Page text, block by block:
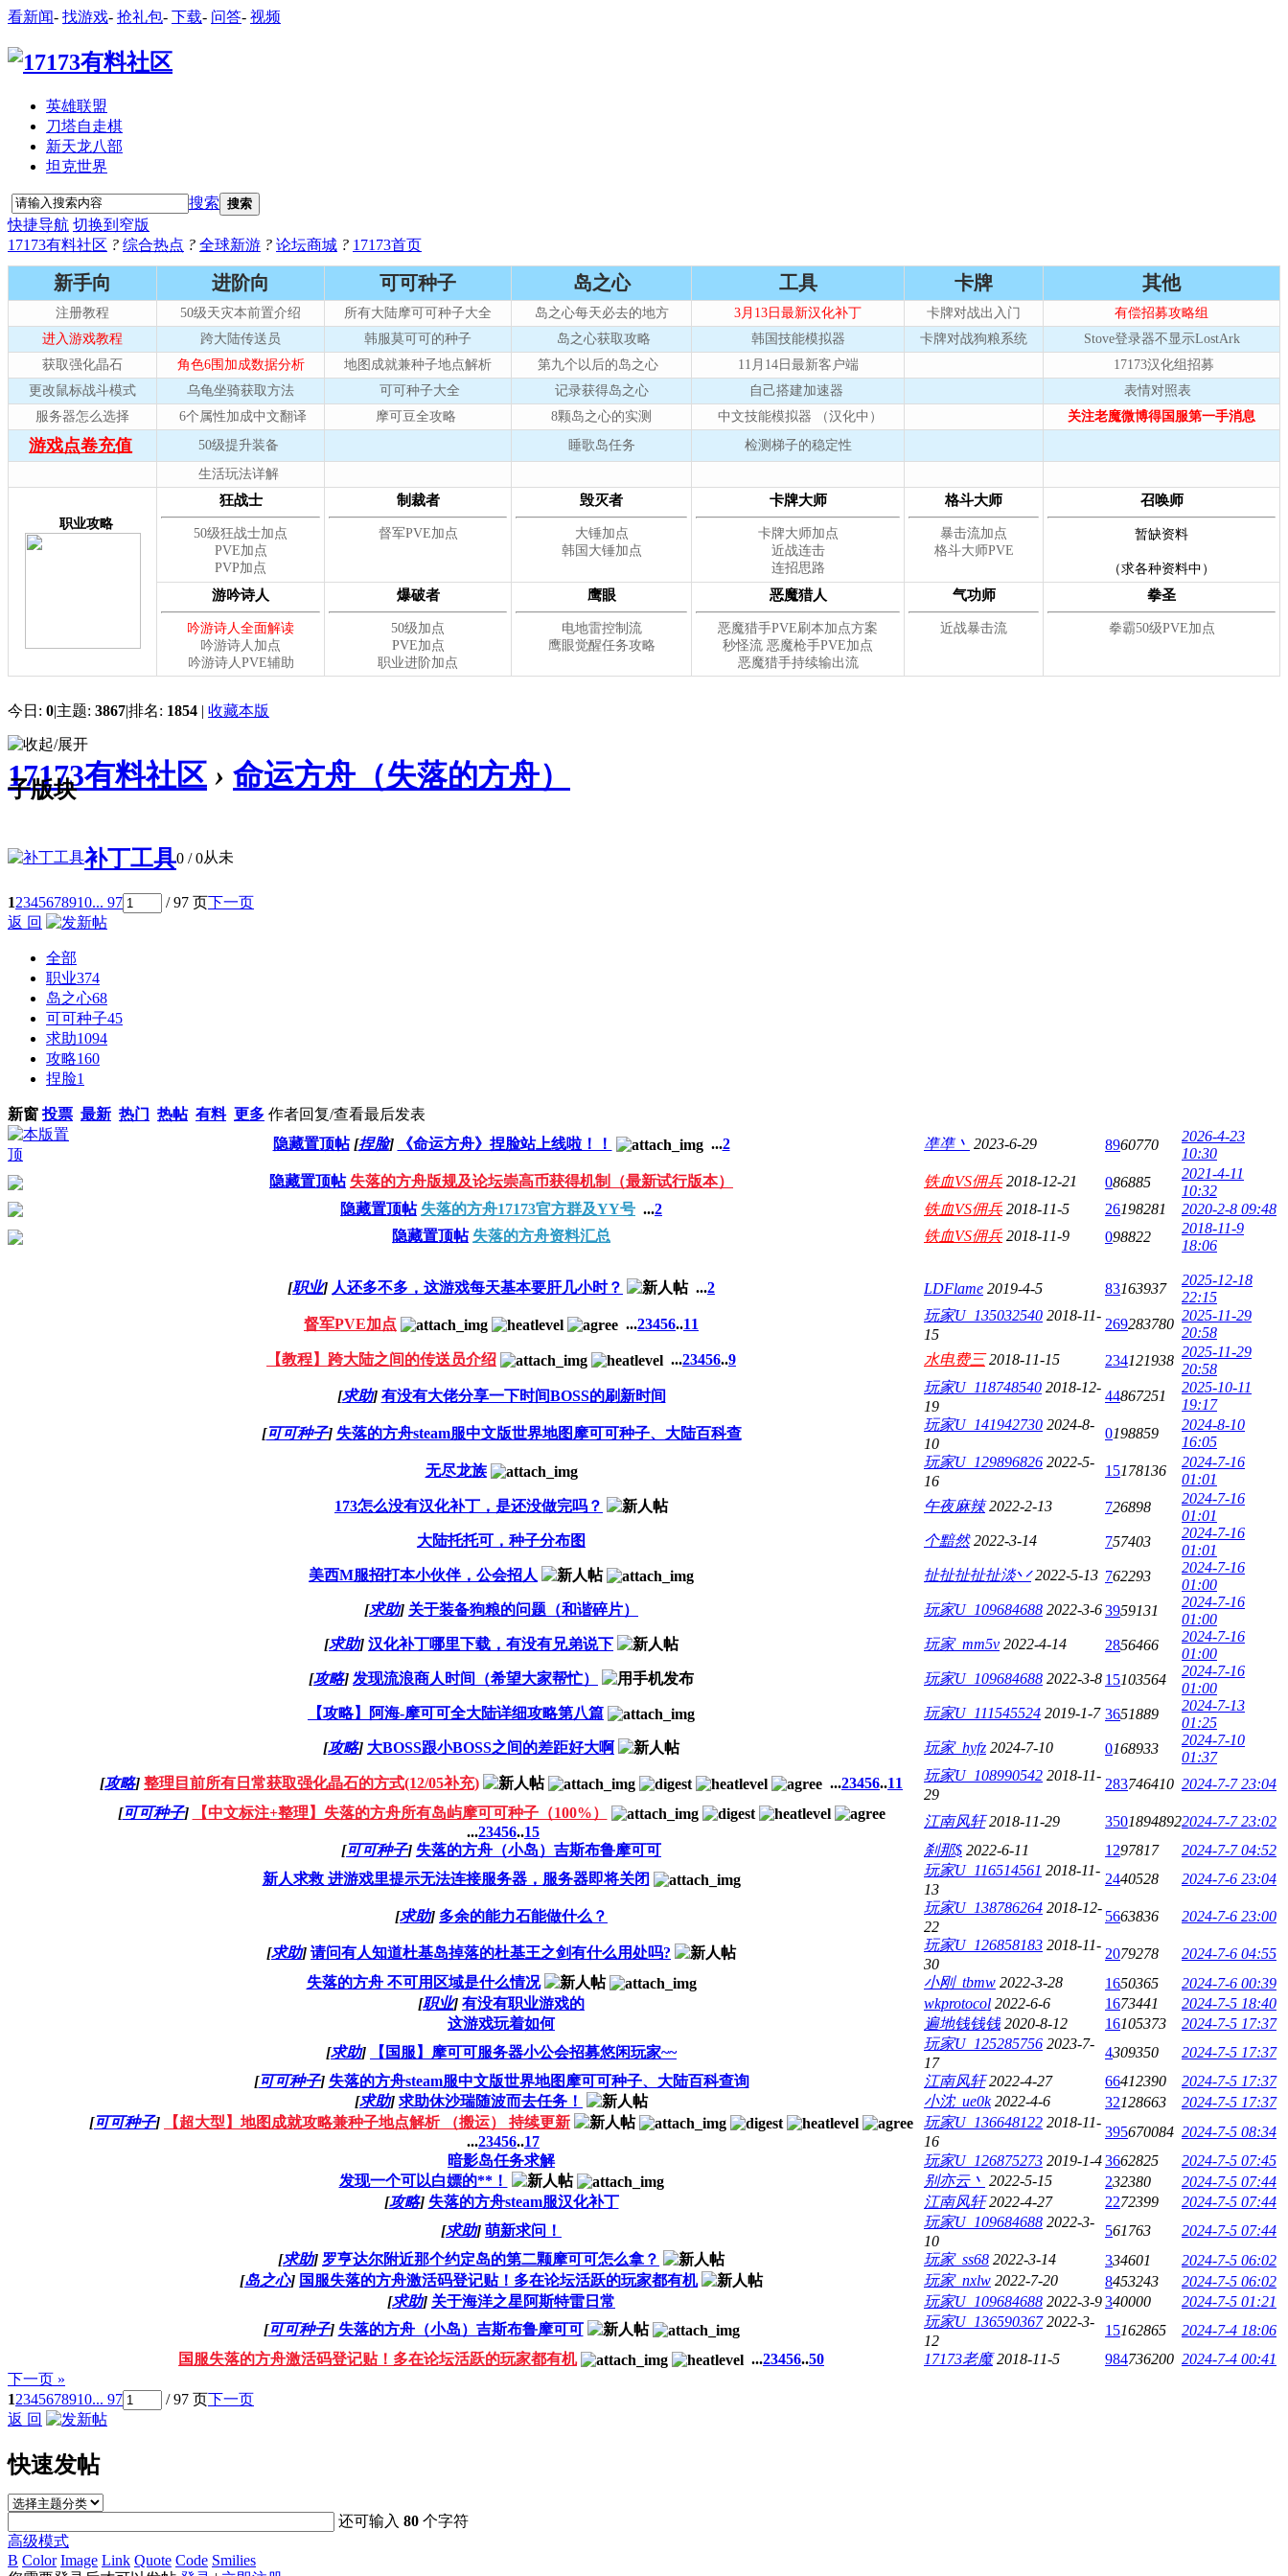
看新闻- 找游戏- 抢礼包- 下载- 问答- 视频
英雄联盟
刀塔自走棋
新天龙八部
坦克世界
搜索 搜索
快捷导航 切换到窄版
17173有料社区 ? 综合热点 ? 全球新游 ? 论坛商城 ? 17173首页
今日: 0|主题: 3867|排名: 1854 | 收藏本版
17173有料社区 › 命运方舟（失落的方舟）
子版块
补丁工具0 / 0从未
12345678910... 97 / 97 页下一页
返 回
全部
职业374
岛之心68
可可种子45
求助1094
攻略160
捏脸1
新窗 投票 最新 热门 热帖 有料 更多 作者回复/查看最后发表
隐藏置顶帖 [捏脸] 《命运方舟》捏脸站上线啦！！ ...2 凖凖丶 2023-6-29 8960770
2026-4-23
10:30
隐藏置顶帖 失落的方舟版规及论坛崇高币获得机制（最新试行版本） 铁血VS佣兵 2018-12-21 086885
2021-4-11
10:32
隐藏置顶帖 失落的方舟17173官方群及YY号 ...2 铁血VS佣兵 2018-11-5 26198281
2020-2-8 09:48
隐藏置顶帖 失落的方舟资料汇总 铁血VS佣兵 2018-11-9 098822
2018-11-9
18:06
[职业] 人还多不多，这游戏每天基本要肝几小时？ ...2 LDFlame 2019-4-5 83163937
2025-12-18
22:15
督军PVE加点
...23456..11
玩家U_135032540 2018-11-
15
269283780
2025-11-29
20:58
【教程】跨大陆之间的传送员介绍
...23456..9 水电费三 2018-11-15 234121938
2025-11-29
20:58
[求助] 有没有大佬分享一下时间BOSS的刷新时间
玩家U_118748540 2018-12-
19
44867251
2025-10-11
19:17
[可可种子] 失落的方舟steam服中文版世界地图摩可可种子、大陆百科查
玩家U_141942730 2024-8-
10
0198859
2024-8-10
16:05
无尽龙族
玩家U_129896826 2022-5-
16
15178136
2024-7-16
01:01
173怎么没有汉化补丁，是还没做完吗？
午夜麻辣 2022-2-13 726898
2024-7-16
01:01
大陆托托可，种子分布图
个黯然 2022-3-14 757403
2024-7-16
01:01
美西M服招打本小伙伴，公会招人
扯扯扯扯扯淡丷 2022-5-13 762293
2024-7-16
01:00
[求助] 关于装备狗粮的问题（和谐碎片） 玩家U_109684688 2022-3-63959131
2024-7-16
01:00
[求助] 汉化补丁哪里下载，有没有兄弟说下 玩家_mm5v 2022-4-14 2856466
2024-7-16
01:00
[攻略] 发现流浪商人时间（希望大家帮忙） 玩家U_109684688 2022-3-8 15103564
2024-7-16
01:00
【攻略】阿海-摩可可全大陆详细攻略第八篇
玩家U_111545524 2019-1-7 3651889
2024-7-13
01:25
[攻略] 大BOSS跟小BOSS之间的差距好大啊 玩家_hyfz 2024-7-10 0168933
2024-7-10
01:37
[攻略] 整理目前所有日常获取强化晶石的方式(12/05补充) ...23456..11 玩家U_108990542 2018-11-
29
283746410 2024-7-7 23:04
[可可种子]
【中文标注+整理】失落的方舟所有岛屿摩可可种子（100%）
...23456..15
江南风轩 2018-11-29 35018948922024-7-7 23:02
[可可种子] 失落的方舟（小岛）吉斯布鲁摩可可 刹那$ 2022-6-11 1297817
2024-7-7 04:52
新人求救 进游戏里提示无法连接服务器，服务器即将关闭
玩家U_116514561 2018-11-
13
2440528 2024-7-6 23:04
[求助] 多余的能力石能做什么？
玩家U_138786264 2018-12-
22
5663836 2024-7-6 23:00
[求助] 请问有人知道杜基岛掉落的杜基王之剑有什么用处吗? 玩家U_126858183 2018-11-
30
2079278
2024-7-6 04:55
失落的方舟 不可用区域是什么情况
小刚_tbmw 2022-3-28 1650365
2024-7-6 00:39
[职业] 有没有职业游戏的 wkprotocol 2022-6-6 1673441
2024-7-5 18:40
这游戏玩着如何
遍地钱钱钱 2020-8-12 16105373
2024-7-5 17:37
[求助] 【国服】摩可可服务器小公会招募悠闲玩家~~
玩家U_125285756 2023-7-
17
4309350
2024-7-5 17:37
[可可种子] 失落的方舟steam服中文版世界地图摩可可种子、大陆百科查询 江南风轩 2022-4-27 66412390
2024-7-5 17:37
[求助] 求助休沙瑞随波而去任务！ 小沈_ue0k 2022-4-6 32128663
2024-7-5 17:37
[可可种子]
【超大型】地图成就攻略兼种子地点解析 （搬运） 持续更新
...23456..17
玩家U_136648122 2018-11-
16
395670084 2024-7-5 08:34
暗影岛任务求解
玩家U_126875273 2019-1-43662825
2024-7-5 07:45
发现一个可以白嫖的**！
别亦云丶 2022-5-15 232380
2024-7-5 07:44
[攻略] 失落的方舟steam服汉化补丁 江南风轩 2022-4-27 2272399
2024-7-5 07:44
[求助] 萌新求问！
玩家U_109684688 2022-3-
10
561763
2024-7-5 07:44
[求助] 罗亨达尔附近那个约定岛的第二颗摩可可怎么拿？ 玩家_ss68 2022-3-14 334601
2024-7-5 06:02
[岛之心] 国服失落的方舟激活码登记贴！多在论坛活跃的玩家都有机 玩家_nxlw 2022-7-20 8453243
2024-7-5 06:02
[求助] 关于海洋之星阿斯特雷日常 玩家U_109684688 2022-3-9340000
2024-7-5 01:21
[可可种子] 失落的方舟（小岛）吉斯布鲁摩可可 玩家U_136590367 2022-3-
12
15162865
2024-7-4 18:06
国服失落的方舟激活码登记贴！多在论坛活跃的玩家都有机
...23456..50 17173老魔 2018-11-5 984736200 2024-7-4 00:41
下一页 »
12345678910... 97 / 97 页下一页
返 回
快速发帖
还可输入80 个字符
高级模式
B Color Image Link Quote Code Smilies